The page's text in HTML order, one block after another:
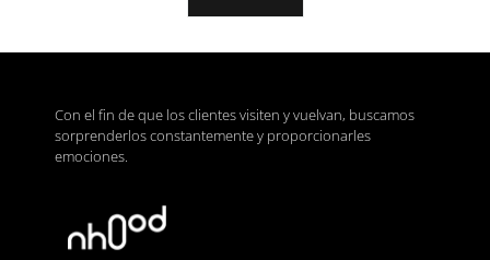
Con el fin de que los clientes visiten y vuelvan, buscamos
sorprenderlos constantemente y proporcionarles
emociones.